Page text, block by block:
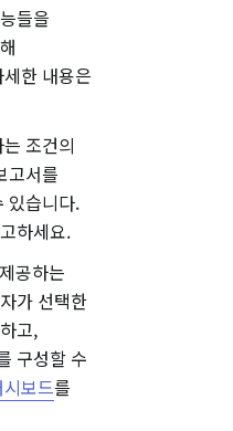
들을
한 내용은
조건의
고서를
있습니다.
하세요.
공하는
가 선택한
고,
구성할 수
시보드를